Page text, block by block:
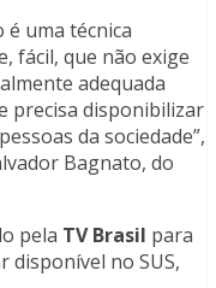
é uma técnica
fácil, que não exige
adequada
precisa disponibilizar
da sociedade”,
Bagnato, do
pela TV Brasil para
disponível no SUS,